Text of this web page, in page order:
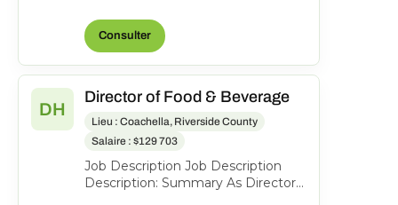
and experienced Food &...
Consulter
DH
Director of Food & Beverage
Lieu : Coachella, Riverside County
Salaire : $129 703
Job Description Job Description
Description: Summary As Director